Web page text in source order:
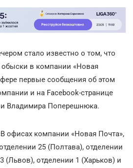
стало известно о том, что
обыски в компании «Новая
первые сообщения об этом
и на Facebook-странице
Владимира Поперешнюка.
офисах компании «Новая Почта»,
25 (Полтава), отделении
(Львов), отделении 1 (Харьков) и